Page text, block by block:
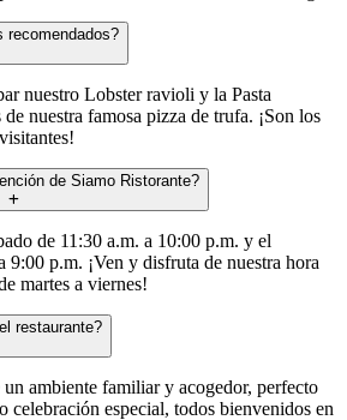
recomendados?
nuestro Lobster ravioli y la Pasta
nuestra famosa pizza de trufa. ¡Son los
de Siamo Ristorante?
de 11:30 a.m. a 10:00 p.m. y el
9:00 p.m. ¡Ven y disfruta de nuestra hora
martes a viernes!
restaurante?
ambiente familiar y acogedor, perfecto
celebración especial, todos bienvenidos en